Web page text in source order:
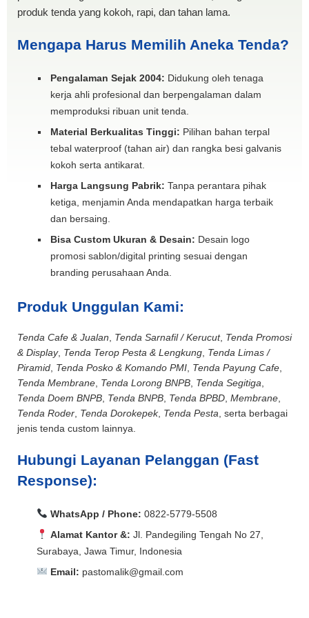
produk tenda yang kokoh, rapi, dan tahan lama.
Mengapa Harus Memilih Aneka Tenda?
Pengalaman Sejak 2004: Didukung oleh tenaga
kerja ahli profesional dan berpengalaman dalam
memproduksi ribuan unit tenda.
Material Berkualitas Tinggi: Pilihan bahan terpal
tebal waterproof (tahan air) dan rangka besi galvanis
kokoh serta antikarat.
Harga Langsung Pabrik: Tanpa perantara pihak
ketiga, menjamin Anda mendapatkan harga terbaik
dan bersaing.
Bisa Custom Ukuran & Desain: Desain logo
promosi sablon/digital printing sesuai dengan
branding perusahaan Anda.
Produk Unggulan Kami:
Tenda Cafe & Jualan Tenda Sarnafil / Kerucut, Tenda Promosi
& Display, Tenda Terop Pesta & Lengkung Tenda Limas /
Piramid Tenda Posko & Komando PMI Tenda Payung Cafe
Tenda Membrane Tenda Lorong BNPB Tenda Segitiga
Tenda Doem BNPB Tenda BNPB Tenda BPBD Membrane
Tenda Roder Tenda Dorokepek, Tenda Pesta , serta berbagai
jenis tenda custom lainnya.
Hubungi Layanan Pelanggan (Fast
Response):
WhatsApp / Phone: 0822-5779-5508
Alamat Kantor &: Jl. Pandegiling Tengah No 27,
Surabaya, Jawa Timur, Indonesia
Email: pastomalik@gmail.com